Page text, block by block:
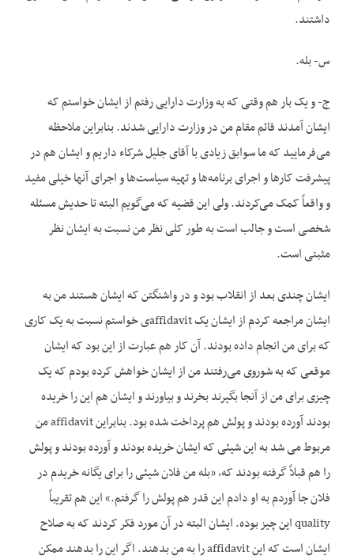
داشتند.
س- بله.
ج- و یک بار هم وقتی که به وزارت دارایی رفتم از ایشان خواستم که
ایشان آمدند قائم مقام من در وزارت دارایی شدند. بنابراین ملاحظه
می‌فرمایید که ما سوابق زیادی با آقای جلیل شرکاء داریم و ایشان هم در
پیشرفت کارها و اجرای برنامه‌ها و تهیه سیاست‌ها و اجرای آنها خیلی مفید
و واقعاً کمک می‌کردند. ولی این قضیه که می‌گویم البته تا حدیش مسئله
شخصی است و جالب است به طور کلی نظر من نسبت به ایشان نظر
مثبتی است.
ایشان چندی بعد از انقلاب بود و در واشنگتن که ایشان هستند من به
ایشان مراجعه کردم از ایشان یک affidavitی خواستم نسبت به یک کاری
که برای من انجام داده بودند. آن کار هم عبارت از این بود که ایشان
موقعی که به شوروی می‌رفتند من از ایشان خواهش کرده بودم که یک
چیزی برای من از آنجا بگیرند بخرند و بیاورند و ایشان هم این را خریده
بودند آورده بودند و پولش هم پرداخت شده بود. بنابراین affidavit من
مربوط می شد به این شیئی که ایشان خریده بودند و آورده بودند و پولش
را هم قبلاً گرفته بودند که، «بله من فلان شیئی را برای یگانه خریدم در
فلان جا آوردم به او دادم این قدر هم پولش را گرفتم.» این هم تقریباً
quality این چیز بوده. ایشان البته در آن مورد فکر کردند که به صلاح
ایشان است که این affidavit را به من بدهند. اگر این را بدهند ممکن